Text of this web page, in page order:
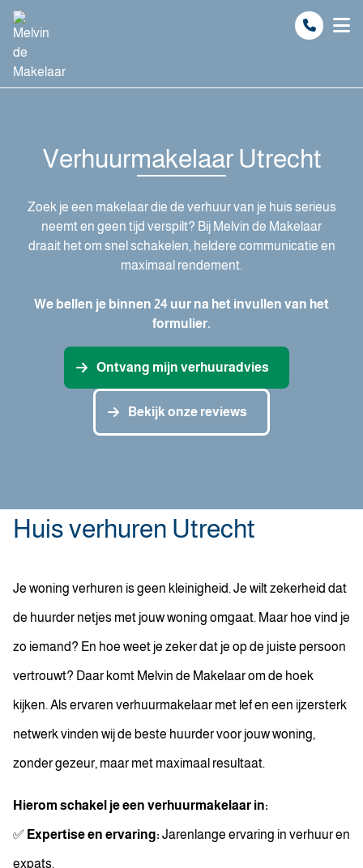
Spring naar inhoud
Verhuurmakelaar Utrecht
Zoek je een makelaar die de verhuur van je huis serieus
neemt en geen tijd verspilt? Bij Melvin de Makelaar
draait het om snel schakelen, heldere communicatie en
maximaal rendement.
We bellen je binnen 24 uur na het invullen van het
formulier.
Ontvang mijn verhuuradvies
Bekijk onze reviews
Huis verhuren Utrecht
Je woning verhuren is geen kleinigheid. Je wilt zekerheid dat
de huurder netjes met jouw woning omgaat. Maar hoe vind je
zo iemand? En hoe weet je zeker dat je op de juiste persoon
vertrouwt? Daar komt Melvin de Makelaar om de hoek
kijken. Als ervaren verhuurmakelaar met lef en een ijzersterk
netwerk vinden wij de beste huurder voor jouw woning,
zonder gezeur, maar met maximaal resultaat.
Hierom schakel je een verhuurmakelaar in:
✅ Expertise en ervaring: Jarenlange ervaring in verhuur en
expats.